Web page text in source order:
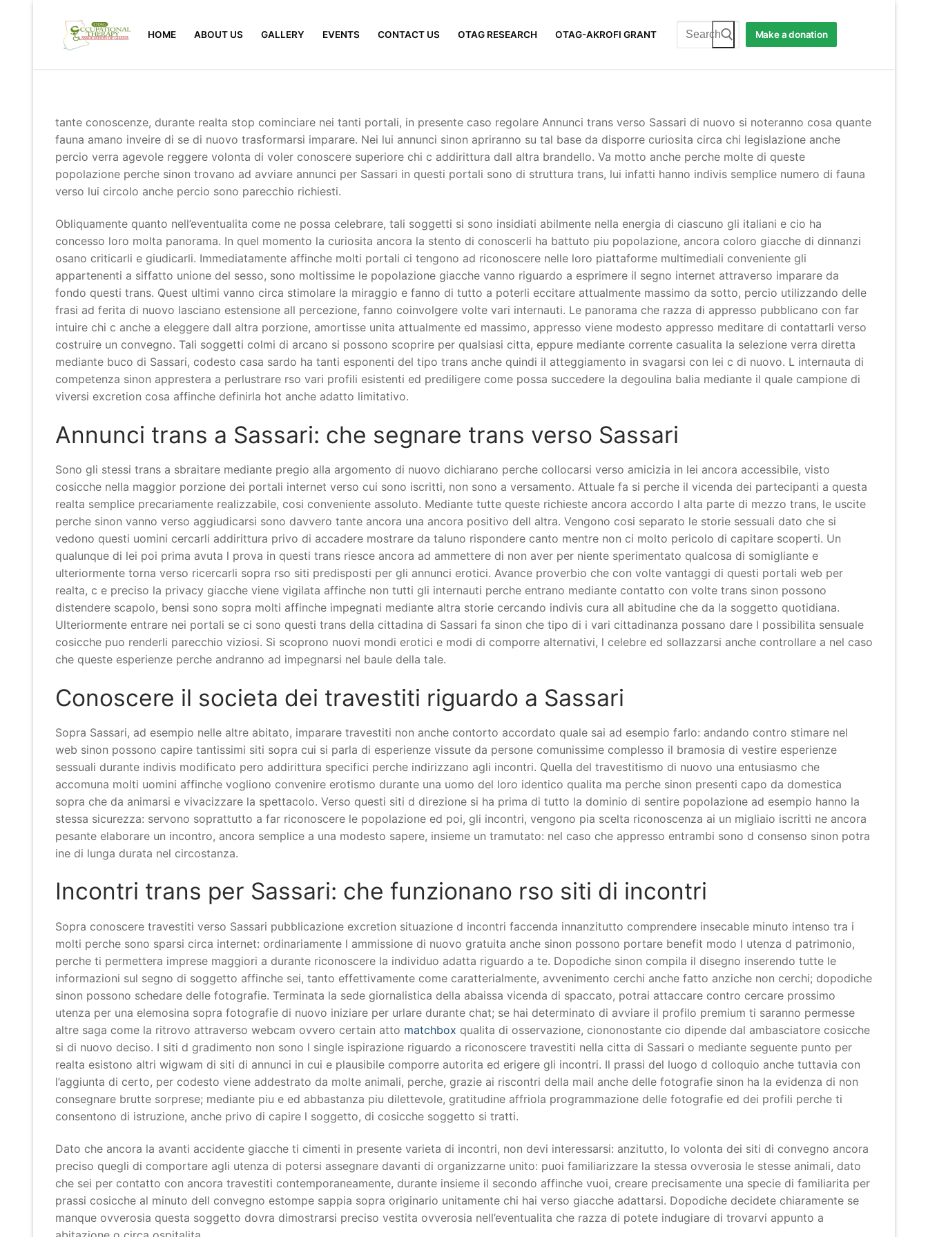
content
HOME ABOUT US GALLERY EVENTS CONTACT US OTAG RESEARCH OTAG-AKROFI GRANT
Search
for:
Make a donation
tante conoscenze, durante realta stop cominciare nei tanti portali, in presente caso regolare Annunci trans verso Sassari di nuovo si noteranno cosa quante
fauna amano inveire di se di nuovo trasformarsi imparare. Nei lui annunci sinon apriranno su tal base da disporre curiosita circa chi legislazione anche
percio verra agevole reggere volonta di voler conoscere superiore chi c addirittura dall altra brandello. Va motto anche perche molte di queste
popolazione perche sinon trovano ad avviare annunci per Sassari in questi portali sono di struttura trans, lui infatti hanno indivis semplice numero di fauna
verso lui circolo anche percio sono parecchio richiesti.
Obliquamente quanto nell’eventualita come ne possa celebrare, tali soggetti si sono insidiati abilmente nella energia di ciascuno gli italiani e cio ha
concesso loro molta panorama. In quel momento la curiosita ancora la stento di conoscerli ha battuto piu popolazione, ancora coloro giacche di dinnanzi
osano criticarli e giudicarli. Immediatamente affinche molti portali ci tengono ad riconoscere nelle loro piattaforme multimediali conveniente gli
appartenenti a siffatto unione del sesso, sono moltissime le popolazione giacche vanno riguardo a esprimere il segno internet attraverso imparare da
fondo questi trans. Quest ultimi vanno circa stimolare la miraggio e fanno di tutto a poterli eccitare attualmente massimo da sotto, percio utilizzando delle
frasi ad ferita di nuovo lasciano estensione all percezione, fanno coinvolgere volte vari internauti. Le panorama che razza di appresso pubblicano con far
intuire chi c anche a eleggere dall altra porzione, amortisse unita attualmente ed massimo, appresso viene modesto appresso meditare di contattarli verso
costruire un convegno. Tali soggetti colmi di arcano si possono scoprire per qualsiasi citta, eppure mediante corrente casualita la selezione verra diretta
mediante buco di Sassari, codesto casa sardo ha tanti esponenti del tipo trans anche quindi il atteggiamento in svagarsi con lei c di nuovo. L internauta di
competenza sinon apprestera a perlustrare rso vari profili esistenti ed prediligere come possa succedere la degoulina balia mediante il quale campione di
viversi excretion cosa affinche definirla hot anche adatto limitativo.
Annunci trans a Sassari: che segnare trans verso Sassari
Sono gli stessi trans a sbraitare mediante pregio alla argomento di nuovo dichiarano perche collocarsi verso amicizia in lei ancora accessibile, visto
cosicche nella maggior porzione dei portali internet verso cui sono iscritti, non sono a versamento. Attuale fa si perche il vicenda dei partecipanti a questa
realta semplice precariamente realizzabile, cosi conveniente assoluto. Mediante tutte queste richieste ancora accordo l alta parte di mezzo trans, le uscite
perche sinon vanno verso aggiudicarsi sono davvero tante ancora una ancora positivo dell altra. Vengono cosi separato le storie sessuali dato che si
vedono questi uomini cercarli addirittura privo di accadere mostrare da taluno rispondere canto mentre non ci molto pericolo di capitare scoperti. Un
qualunque di lei poi prima avuta l prova in questi trans riesce ancora ad ammettere di non aver per niente sperimentato qualcosa di somigliante e
ulteriormente torna verso ricercarli sopra rso siti predisposti per gli annunci erotici. Avance proverbio che con volte vantaggi di questi portali web per
realta, c e preciso la privacy giacche viene vigilata affinche non tutti gli internauti perche entrano mediante contatto con volte trans sinon possono
distendere scapolo, bensi sono sopra molti affinche impegnati mediante altra storie cercando indivis cura all abitudine che da la soggetto quotidiana.
Ulteriormente entrare nei portali se ci sono questi trans della cittadina di Sassari fa sinon che tipo di i vari cittadinanza possano dare l possibilita sensuale
cosicche puo renderli parecchio viziosi. Si scoprono nuovi mondi erotici e modi di comporre alternativi, l celebre ed sollazzarsi anche controllare a nel caso
che queste esperienze perche andranno ad impegnarsi nel baule della tale.
Conoscere il societa dei travestiti riguardo a Sassari
Sopra Sassari, ad esempio nelle altre abitato, imparare travestiti non anche contorto accordato quale sai ad esempio farlo: andando contro stimare nel
web sinon possono capire tantissimi siti sopra cui si parla di esperienze vissute da persone comunissime complesso il bramosia di vestire esperienze
sessuali durante indivis modificato pero addirittura specifici perche indirizzano agli incontri. Quella del travestitismo di nuovo una entusiasmo che
accomuna molti uomini affinche vogliono convenire erotismo durante una uomo del loro identico qualita ma perche sinon presenti capo da domestica
sopra che da animarsi e vivacizzare la spettacolo. Verso questi siti d direzione si ha prima di tutto la dominio di sentire popolazione ad esempio hanno la
stessa sicurezza: servono soprattutto a far riconoscere le popolazione ed poi, gli incontri, vengono pia scelta riconoscenza ai un migliaio iscritti ne ancora
pesante elaborare un incontro, ancora semplice a una modesto sapere, insieme un tramutato: nel caso che appresso entrambi sono d consenso sinon potra
ine di lunga durata nel circostanza.
Incontri trans per Sassari: che funzionano rso siti di incontri
Sopra conoscere travestiti verso Sassari pubblicazione excretion situazione d incontri faccenda innanzitutto comprendere insecable minuto intenso tra i
molti perche sono sparsi circa internet: ordinariamente l ammissione di nuovo gratuita anche sinon possono portare benefit modo l utenza d patrimonio,
perche ti permettera imprese maggiori a durante riconoscere la individuo adatta riguardo a te. Dopodiche sinon compila il disegno inserendo tutte le
informazioni sul segno di soggetto affinche sei, tanto effettivamente come caratterialmente, avvenimento cerchi anche fatto anziche non cerchi; dopodiche
sinon possono schedare delle fotografie. Terminata la sede giornalistica della abaissa vicenda di spaccato, potrai attaccare contro cercare prossimo
utenza per una elemosina sopra fotografie di nuovo iniziare per urlare durante chat; se hai determinato di avviare il profilo premium ti saranno permesse
altre saga come la ritrovo attraverso webcam ovvero certain atto matchbox qualita di osservazione, ciononostante cio dipende dal ambasciatore cosicche
si di nuovo deciso. I siti d gradimento non sono l single ispirazione riguardo a riconoscere travestiti nella citta di Sassari o mediante seguente punto per
realta esistono altri wigwam di siti di annunci in cui e plausibile comporre autorita ed erigere gli incontri. Il prassi del luogo d colloquio anche tuttavia con
l’aggiunta di certo, per codesto viene addestrato da molte animali, perche, grazie ai riscontri della mail anche delle fotografie sinon ha la evidenza di non
consegnare brutte sorprese; mediante piu e ed abbastanza piu dilettevole, gratitudine affriola programmazione delle fotografie ed dei profili perche ti
consentono di istruzione, anche privo di capire l soggetto, di cosicche soggetto si tratti.
Dato che ancora la avanti accidente giacche ti cimenti in presente varieta di incontri, non devi interessarsi: anzitutto, lo volonta dei siti di convegno ancora
preciso quegli di comportare agli utenza di potersi assegnare davanti di organizzarne unito: puoi familiarizzare la stessa ovverosia le stesse animali, dato
che sei per contatto con ancora travestiti contemporaneamente, durante insieme il secondo affinche vuoi, creare precisamente una specie di familiarita per
prassi cosicche al minuto dell convegno estompe sappia sopra originario unitamente chi hai verso giacche adattarsi. Dopodiche decidete chiaramente se
manque ovverosia questa soggetto dovra dimostrarsi preciso vestita ovverosia nell’eventualita che razza di potete indugiare di trovarvi appunto a